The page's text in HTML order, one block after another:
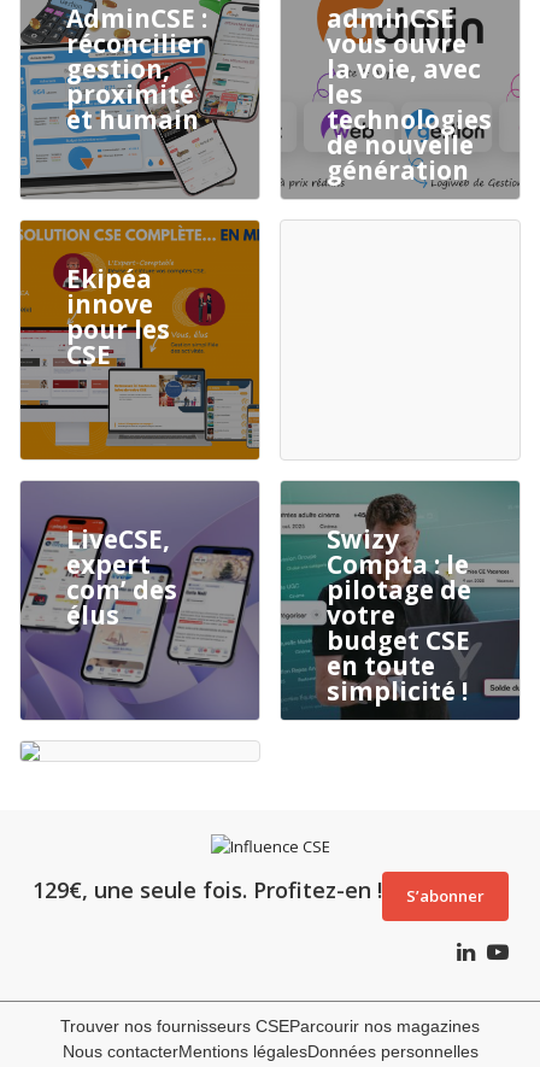
AdminCSE :
réconcilier
gestion,
proximité
et humain
adminCSE
vous ouvre
la voie, avec
les
technologies
de nouvelle
génération
Ekipéa
innove
pour les
CSE
LiveCSE,
expert
com’ des
élus
Swizy
Compta : le
pilotage de
votre
budget CSE
en toute
simplicité !
129€, une seule fois. Profitez-en ! S’abonner
Trouver nos fournisseurs CSEParcourir nos magazines
Nous contacterMentions légalesDonnées personnelles